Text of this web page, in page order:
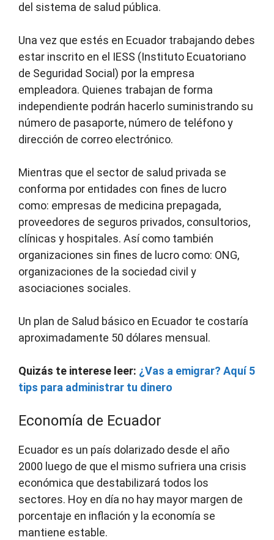
del sistema de salud pública.
Una vez que estés en Ecuador trabajando debes
estar inscrito en el IESS (Instituto Ecuatoriano
de Seguridad Social) por la empresa
empleadora. Quienes trabajan de forma
independiente podrán hacerlo suministrando su
número de pasaporte, número de teléfono y
dirección de correo electrónico.
Mientras que el sector de salud privada se
conforma por entidades con fines de lucro
como: empresas de medicina prepagada,
proveedores de seguros privados, consultorios,
clínicas y hospitales. Así como también
organizaciones sin fines de lucro como: ONG,
organizaciones de la sociedad civil y
asociaciones sociales.
Un plan de Salud básico en Ecuador te costaría
aproximadamente 50 dólares mensual.
Quizás te interese leer: ¿Vas a emigrar? Aquí 5
tips para administrar tu dinero
Economía de Ecuador
Ecuador es un país dolarizado desde el año
2000 luego de que el mismo sufriera una crisis
económica que destabilizará todos los
sectores. Hoy en día no hay mayor margen de
porcentaje en inflación y la economía se
mantiene estable.